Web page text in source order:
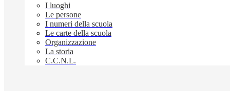
I luoghi
Le persone
I numeri della scuola
Le carte della scuola
Organizzazione
La storia
C.C.N.L.